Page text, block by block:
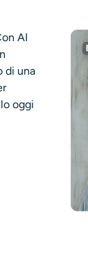
AI
di una
oggi